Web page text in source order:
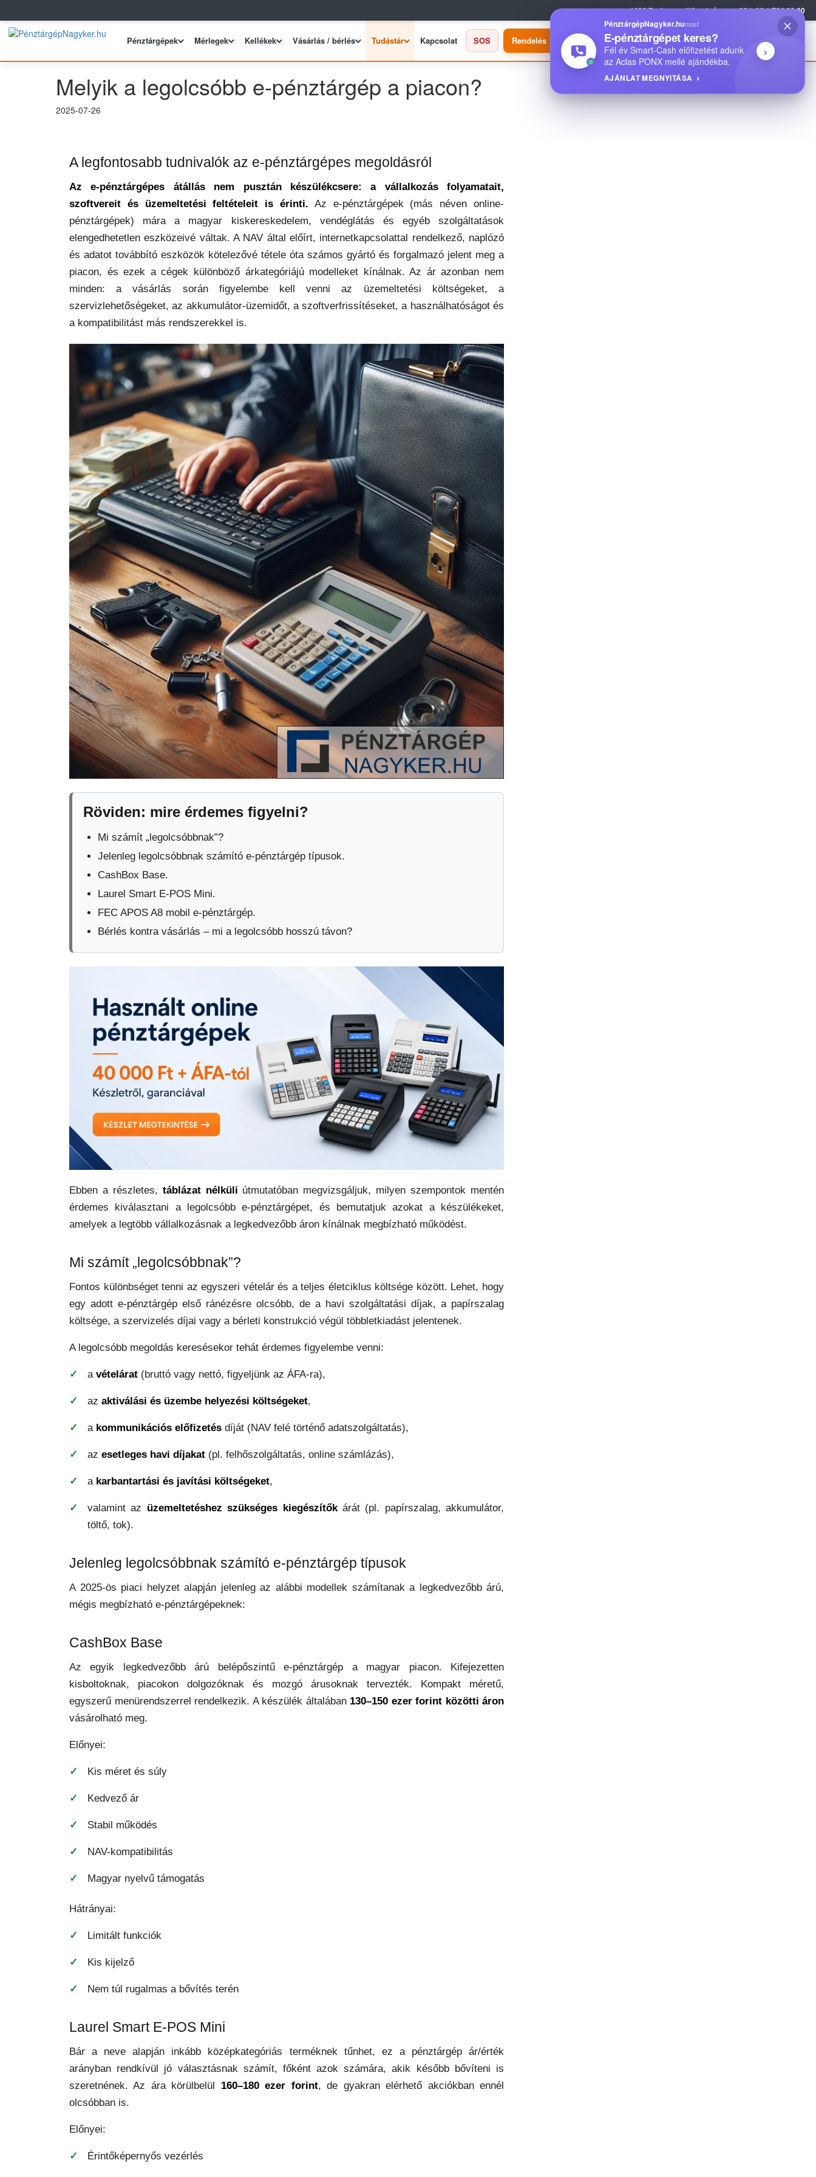
1093 Budapest, Közraktár utca 22.|+36 1 704 00 00
Pénztárgépek Mérlegek Kellékek Vásárlás / bérlés Tudástár Kapcsolat SOS Rendelés Bejelentkezés
Melyik a legolcsóbb e-pénztárgép a piacon?
2025-07-26
A legfontosabb tudnivalók az e-pénztárgépes megoldásról
Az e-pénztárgépes átállás nem pusztán készülékcsere: a vállalkozás folyamatait,
szoftvereit és üzemeltetési feltételeit is érinti. Az e-pénztárgépek (más néven online-
pénztárgépek) mára a magyar kiskereskedelem, vendéglátás és egyéb szolgáltatások
elengedhetetlen eszközeivé váltak. A NAV által előírt, internetkapcsolattal rendelkező, naplózó
és adatot továbbító eszközök kötelezővé tétele óta számos gyártó és forgalmazó jelent meg a
piacon, és ezek a cégek különböző árkategóriájú modelleket kínálnak. Az ár azonban nem
minden: a vásárlás során figyelembe kell venni az üzemeltetési költségeket, a
szervizlehetőségeket, az akkumulátor-üzemidőt, a szoftverfrissítéseket, a használhatóságot és
a kompatibilitást más rendszerekkel is.
Röviden: mire érdemes figyelni?
Mi számít „legolcsóbbnak”?
Jelenleg legolcsóbbnak számító e-pénztárgép típusok.
CashBox Base.
Laurel Smart E-POS Mini.
FEC APOS A8 mobil e-pénztárgép.
Bérlés kontra vásárlás – mi a legolcsóbb hosszú távon?
Ebben a részletes, táblázat nélküli útmutatóban megvizsgáljuk, milyen szempontok mentén
érdemes kiválasztani a legolcsóbb e-pénztárgépet, és bemutatjuk azokat a készülékeket,
amelyek a legtöbb vállalkozásnak a legkedvezőbb áron kínálnak megbízható működést.
Mi számít „legolcsóbbnak”?
Fontos különbséget tenni az egyszeri vételár és a teljes életciklus költsége között. Lehet, hogy
egy adott e-pénztárgép első ránézésre olcsóbb, de a havi szolgáltatási díjak, a papírszalag
költsége, a szervizelés díjai vagy a bérleti konstrukció végül többletkiadást jelentenek.
A legolcsóbb megoldás keresésekor tehát érdemes figyelembe venni:
a vételárat (bruttó vagy nettó, figyeljünk az ÁFA-ra),
az aktiválási és üzembe helyezési költségeket,
a kommunikációs előfizetés díját (NAV felé történő adatszolgáltatás),
az esetleges havi díjakat (pl. felhőszolgáltatás, online számlázás),
a karbantartási és javítási költségeket,
valamint az üzemeltetéshez szükséges kiegészítőkárát (pl. papírszalag, akkumulátor,
töltő, tok).
Jelenleg legolcsóbbnak számító e-pénztárgép típusok
A 2025-ös piaci helyzet alapján jelenleg az alábbi modellek számítanak a legkedvezőbb árú,
mégis megbízható e-pénztárgépeknek:
CashBox Base
Az egyik legkedvezőbb árú belépőszintű e-pénztárgép a magyar piacon. Kifejezetten
kisboltoknak, piacokon dolgozóknak és mozgó árusoknak tervezték. Kompakt méretű,
egyszerű menürendszerrel rendelkezik. A készülék általában 130–150 ezer forint közötti áron
vásárolható meg.
Előnyei:
Kis méret és súly
Kedvező ár
Stabil működés
NAV-kompatibilitás
Magyar nyelvű támogatás
Hátrányai:
Limitált funkciók
Kis kijelző
Nem túl rugalmas a bővítés terén
Laurel Smart E-POS Mini
Bár a neve alapján inkább középkategóriás terméknek tűnhet, ez a pénztárgép ár/érték
arányban rendkívül jó választásnak számít, főként azok számára, akik később bővíteni is
szeretnének. Az ára körülbelül 160–180 ezer forint, de gyakran elérhető akciókban ennél
olcsóbban is.
Előnyei:
Érintőképernyős vezérlés
PénztárgépNagyker.humost
E-pénztárgépet keres?
Fél év Smart-Cash előfizetést adunk
az Aclas PONX mellé ajándékba.
AJÁNLAT MEGNYITÁSA
›